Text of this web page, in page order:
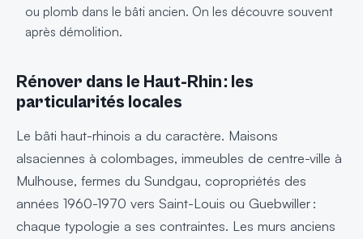
ou plomb dans le bâti ancien. On les découvre souvent
après démolition.
Rénover dans le Haut-Rhin : les
particularités locales
Le bâti haut-rhinois a du caractère. Maisons
alsaciennes à colombages, immeubles de centre-ville à
Mulhouse, fermes du Sundgau, copropriétés des
années 1960-1970 vers Saint-Louis ou Guebwiller :
chaque typologie a ses contraintes. Les murs anciens